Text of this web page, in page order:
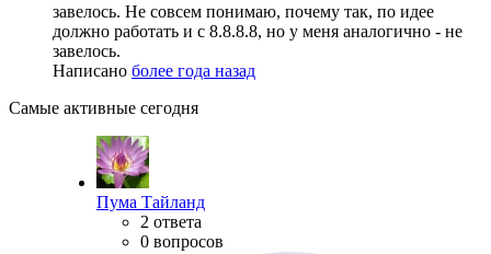
завелось. Не совсем понимаю, почему так, по идее
должно работать и с 8.8.8.8, но у меня аналогично - не
завелось.
Написано более года назад
Самые активные сегодня
Пума Тайланд
2 ответа
0 вопросов